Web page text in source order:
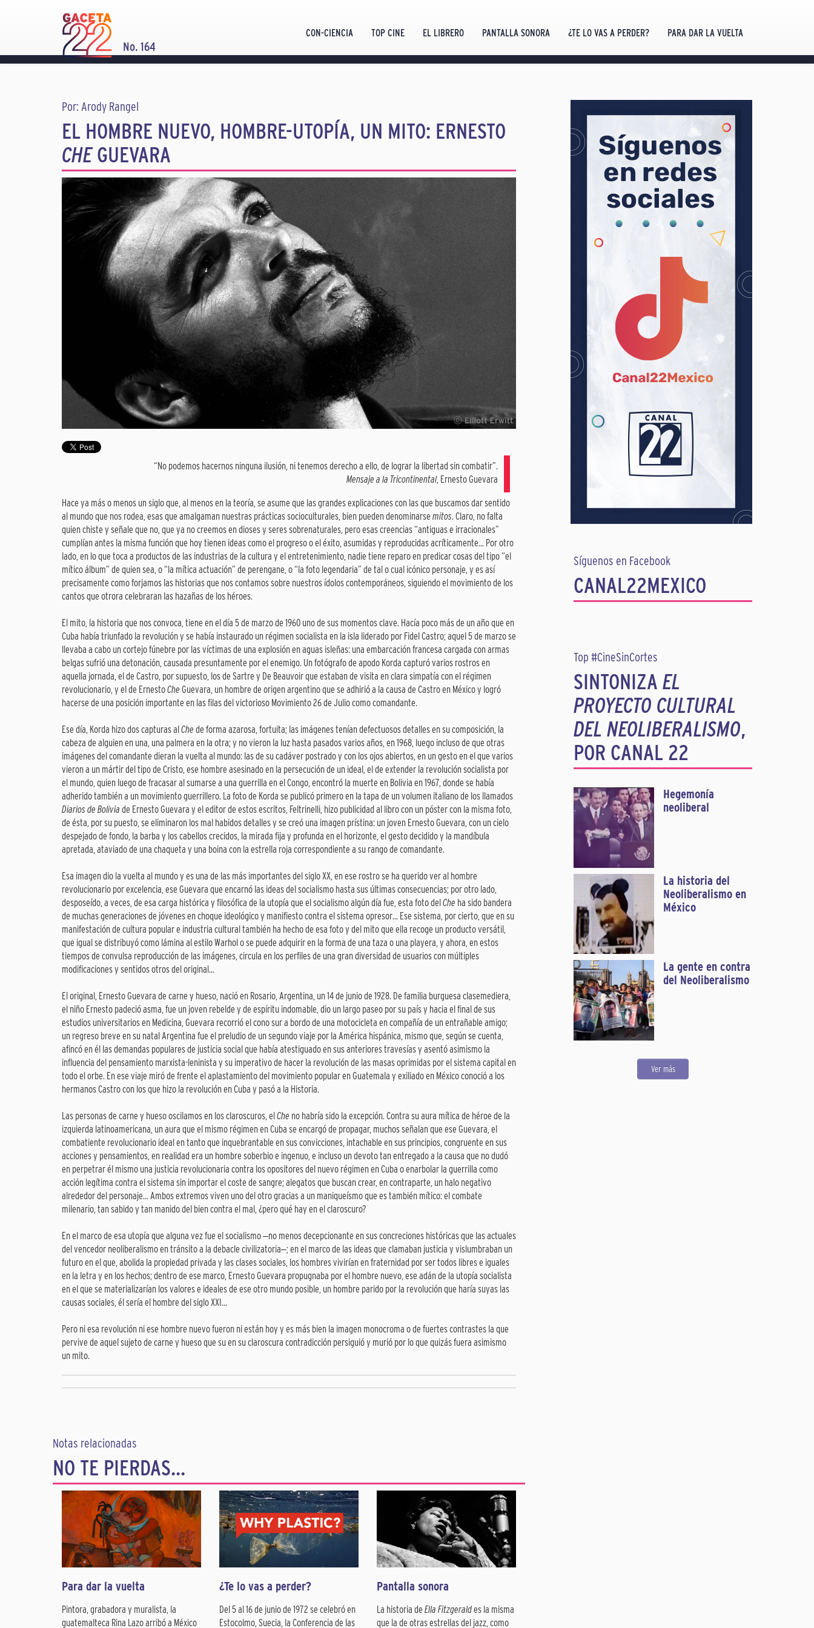
No. 164
PARA DAR LA VUELTA
¿TE LO VAS A PERDER?
PANTALLA SONORA
EL LIBRERO
TOP CINE
CON-CIENCIA
Por: Arody Rangel
EL HOMBRE NUEVO, HOMBRE-UTOPÍA, UN MITO: ERNESTO
CHEGUEVARA
“No podemos hacernos ninguna ilusión, ni tenemos derecho a ello, de lograr la libertad sin combatir”.
Mensaje a la Tricontinental, Ernesto Guevara
Hace ya más o menos un siglo que, al menos en la teoría, se asume que las grandes explicaciones con las que buscamos dar sentido
al mundo que nos rodea, esas que amalgaman nuestras prácticas socioculturales, bien pueden denominarse mitos. Claro, no falta
quien chiste y señale que no, que ya no creemos en dioses y seres sobrenaturales, pero esas creencias “antiguas e irracionales”
cumplían antes la misma función que hoy tienen ideas como el progreso o el éxito, asumidas y reproducidas acríticamente… Por otro
lado, en lo que toca a productos de las industrias de la cultura y el entretenimiento, nadie tiene reparo en predicar cosas del tipo “el
mítico álbum” de quien sea, o “la mítica actuación” de perengane, o “la foto legendaria” de tal o cual icónico personaje, y es así
precisamente como forjamos las historias que nos contamos sobre nuestros ídolos contemporáneos, siguiendo el movimiento de los
cantos que otrora celebraran las hazañas de los héroes.
El mito, la historia que nos convoca, tiene en el día 5 de marzo de 1960 uno de sus momentos clave. Hacía poco más de un año que en
Cuba había triunfado la revolución y se había instaurado un régimen socialista en la isla liderado por Fidel Castro; aquel 5 de marzo se
llevaba a cabo un cortejo fúnebre por las víctimas de una explosión en aguas isleñas: una embarcación francesa cargada con armas
belgas sufrió una detonación, causada presuntamente por el enemigo. Un fotógrafo de apodo Korda capturó varios rostros en
aquella jornada, el de Castro, por supuesto, los de Sartre y De Beauvoir que estaban de visita en clara simpatía con el régimen
revolucionario, y el de ErnestoChe Guevara, un hombre de origen argentino que se adhirió a la causa de Castro en México y logró
hacerse de una posición importante en las filas del victorioso Movimiento 26 de Julio como comandante.
Ese día, Korda hizo dos capturas alChe de forma azarosa, fortuita; las imágenes tenían defectuosos detalles en su composición, la
cabeza de alguien en una, una palmera en la otra; y no vieron la luz hasta pasados varios años, en 1968, luego incluso de que otras
imágenes del comandante dieran la vuelta al mundo: las de su cadáver postrado y con los ojos abiertos, en un gesto en el que varios
vieron a un mártir del tipo de Cristo, ese hombre asesinado en la persecución de un ideal, el de extender la revolución socialista por
el mundo, quien luego de fracasar al sumarse a una guerrilla en el Congo, encontró la muerte en Bolivia en 1967, donde se había
adherido también a un movimiento guerrillero. La foto de Korda se publicó primero en la tapa de un volumen italiano de los llamados
Diarios de Bolivia de Ernesto Guevara y el editor de estos escritos, Feltrinelli, hizo publicidad al libro con un póster con la misma foto,
de ésta, por su puesto, se eliminaron los mal habidos detalles y se creó una imagen prístina: un joven Ernesto Guevara, con un cielo
despejado de fondo, la barba y los cabellos crecidos, la mirada fija y profunda en el horizonte, el gesto decidido y la mandíbula
apretada, ataviado de una chaqueta y una boina con la estrella roja correspondiente a su rango de comandante.
Esa imagen dio la vuelta al mundo y es una de las más importantes del siglo XX, en ese rostro se ha querido ver al hombre
revolucionario por excelencia, ese Guevara que encarnó las ideas del socialismo hasta sus últimas consecuencias; por otro lado,
desposeído, a veces, de esa carga histórica y filosófica de la utopía que el socialismo algún día fue, esta foto delChe ha sido bandera
de muchas generaciones de jóvenes en choque ideológico y manifiesto contra el sistema opresor… Ese sistema, por cierto, que en su
manifestación de cultura popular e industria cultural también ha hecho de esa foto y del mito que ella recoge un producto versátil,
que igual se distribuyó como lámina al estilo Warhol o se puede adquirir en la forma de una taza o una playera, y ahora, en estos
tiempos de convulsa reproducción de las imágenes, circula en los perfiles de una gran diversidad de usuarios con múltiples
modificaciones y sentidos otros del original...
El original, Ernesto Guevara de carne y hueso, nació en Rosario, Argentina, un 14 de junio de 1928. De familia burguesa clasemediera,
el niño Ernesto padeció asma, fue un joven rebelde y de espíritu indomable, dio un largo paseo por su país y hacia el final de sus
estudios universitarios en Medicina, Guevara recorrió el cono sur a bordo de una motocicleta en compañía de un entrañable amigo;
un regreso breve en su natal Argentina fue el preludio de un segundo viaje por la América hispánica, mismo que, según se cuenta,
afincó en él las demandas populares de justicia social que había atestiguado en sus anteriores travesías y asentó asimismo la
influencia del pensamiento marxista-leninista y su imperativo de hacer la revolución de las masas oprimidas por el sistema capital en
todo el orbe. En ese viaje miró de frente el aplastamiento del movimiento popular en Guatemala y exiliado en México conoció a los
hermanos Castro con los que hizo la revolución en Cuba y pasó a la Historia.
Las personas de carne y hueso oscilamos en los claroscuros, elChe no habría sido la excepción. Contra su aura mítica de héroe de la
izquierda latinoamericana, un aura que el mismo régimen en Cuba se encargó de propagar, muchos señalan que ese Guevara, el
combatiente revolucionario ideal en tanto que inquebrantable en sus convicciones, intachable en sus principios, congruente en sus
acciones y pensamientos, en realidad era un hombre soberbio e ingenuo, e incluso un devoto tan entregado a la causa que no dudó
en perpetrar él mismo una justicia revolucionaria contra los opositores del nuevo régimen en Cuba o enarbolar la guerrilla como
acción legítima contra el sistema sin importar el coste de sangre; alegatos que buscan crear, en contraparte, un halo negativo
alrededor del personaje… Ambos extremos viven uno del otro gracias a un maniqueísmo que es también mítico: el combate
milenario, tan sabido y tan manido del bien contra el mal, ¿pero qué hay en el claroscuro?
En el marco de esa utopía que alguna vez fue el socialismo ‒no menos decepcionante en sus concreciones históricas que las actuales
del vencedor neoliberalismo en tránsito a la debacle civilizatoria‒; en el marco de las ideas que clamaban justicia y vislumbraban un
futuro en el que, abolida la propiedad privada y las clases sociales, los hombres vivirían en fraternidad por ser todos libres e iguales
en la letra y en los hechos; dentro de ese marco, Ernesto Guevara propugnaba por el hombre nuevo, ese adán de la utopía socialista
en el que se materializarían los valores e ideales de ese otro mundo posible, un hombre parido por la revolución que haría suyas las
causas sociales, él sería el hombre del siglo XXI...
Pero ni esa revolución ni ese hombre nuevo fueron ni están hoy y es más bien la imagen monocroma o de fuertes contrastes la que
pervive de aquel sujeto de carne y hueso que su en su claroscura contradicción persiguió y murió por lo que quizás fuera asimismo
un mito.
Notas relacionadas
NO TE PIERDAS...
Para dar la vuelta
Pintora, grabadora y muralista, la
guatemalteca Rina Lazo arribó a México
¿Te lo vas a perder?
Del 5 al 16 de junio de 1972 se celebró en
Estocolmo, Suecia, la Conferencia de las
Pantalla sonora
La historia de Ella Fitzgeraldes la misma
que la de otras estrellas del jazz, como
Síguenos en Facebook
CANAL22MEXICO
Top #CineSinCortes
SINTONIZA EL
PROYECTO CULTURAL
DEL NEOLIBERALISMO,
POR CANAL 22
Hegemonía
neoliberal
La historia del
Neoliberalismo en
México
La gente en contra
del Neoliberalismo
Ver más